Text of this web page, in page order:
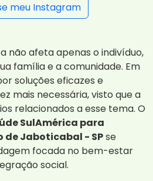
meu Instagram
não afeta apenas o indivíduo,
família e a comunidade. Em
soluções eficazes e
mais necessária, visto que a
relacionados a esse tema. O
SulAmérica para
de Jaboticabal - SPse
focada no bem-estar
social.